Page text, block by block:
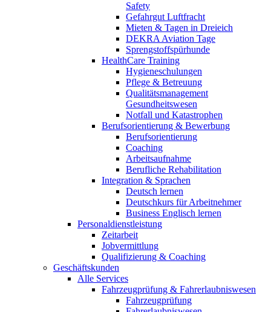
Safety
Gefahrgut Luftfracht
Mieten & Tagen in Dreieich
DEKRA Aviation Tage
Sprengstoffspürhunde
HealthCare Training
Hygieneschulungen
Pflege & Betreuung
Qualitätsmanagement
Gesundheitswesen
Notfall und Katastrophen
Berufsorientierung & Bewerbung
Berufsorientierung
Coaching
Arbeitsaufnahme
Berufliche Rehabilitation
Integration & Sprachen
Deutsch lernen
Deutschkurs für Arbeitnehmer
Business Englisch lernen
Personaldienstleistung
Zeitarbeit
Jobvermittlung
Qualifizierung & Coaching
Geschäftskunden
Alle Services
Fahrzeugprüfung & Fahrerlaubniswesen
Fahrzeugprüfung